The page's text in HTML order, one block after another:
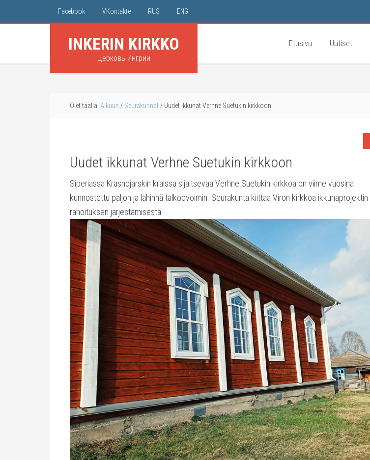
Facebook VKontakte RUS ENG
INKERIN KIRKKO
Церковь Ингрии
Etusivu Uutiset
Olet täällä: Alkuun / Seurakunnat / Uudet ikkunat Verhne Suetukin kirkkoon
Uudet ikkunat Verhne Suetukin kirkkoon
Siperiassa Krasnojarskin kraissa sijaitsevaa Verhne Suetukin kirkkoa on viime vuosina
kunnostettu paljon ja lähinnä talkoovoimin. Seurakunta kiittää Viron kirkkoa ikkunaprojektin
rahoituksen järjestämisestä.